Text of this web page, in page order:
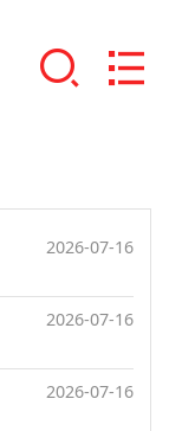
+
+
2026-07-16
2026-07-16
2026-07-16